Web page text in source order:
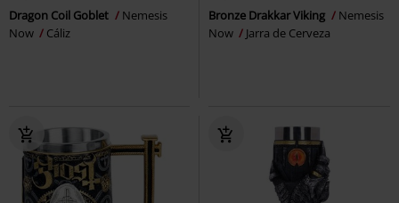
Dragon Coil Goblet
Nemesis
Now
Cáliz
Bronze Drakkar Viking
Nemesis
Now
Jarra de Cerveza